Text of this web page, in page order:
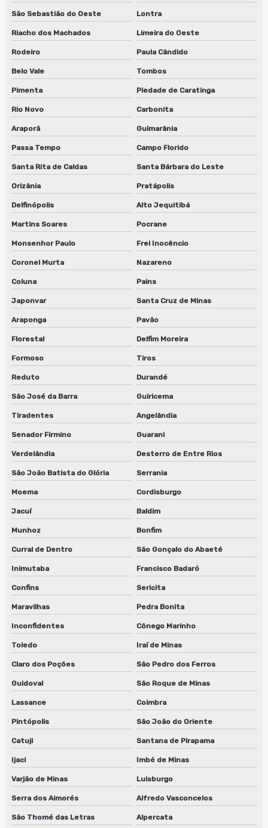
São Sebastião do Oeste Lontra
Riacho dos Machados Limeira do Oeste
Rodeiro Paula Cândido
Belo Vale Tombos
Pimenta Piedade de Caratinga
Rio Novo Carbonita
Araporã Guimarânia
Passa Tempo Campo Florido
Santa Rita de Caldas Santa Bárbara do Leste
Orizânia Pratápolis
Delfinópolis Alto Jequitibá
Martins Soares Pocrane
Monsenhor Paulo Frei Inocêncio
Coronel Murta Nazareno
Coluna Pains
Japonvar Santa Cruz de Minas
Araponga Pavão
Florestal Delfim Moreira
Formoso Tiros
Reduto Durandé
São José da Barra Guiricema
Tiradentes Angelândia
Senador Firmino Guarani
Verdelândia Desterro de Entre Rios
São João Batista do Glória Serrania
Moema Cordisburgo
Jacuí Baldim
Munhoz Bonfim
Curral de Dentro São Gonçalo do Abaeté
Inimutaba Francisco Badaró
Confins Sericita
Maravilhas Pedra Bonita
Inconfidentes Cônego Marinho
Toledo Iraí de Minas
Claro dos Poções São Pedro dos Ferros
Guidoval São Roque de Minas
Lassance Coimbra
Pintópolis São João do Oriente
Catuji Santana de Pirapama
Ijaci Imbé de Minas
Varjão de Minas Luisburgo
Serra dos Aimorés Alfredo Vasconcelos
São Thomé das Letras Alpercata